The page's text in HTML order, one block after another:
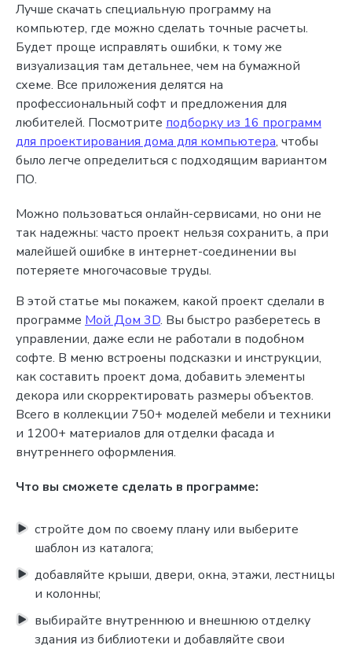
Лучше скачать специальную программу на
компьютер, где можно сделать точные расчеты.
Будет проще исправлять ошибки, к тому же
визуализация там детальнее, чем на бумажной
схеме. Все приложения делятся на
профессиональный софт и предложения для
любителей. Посмотрите подборку из 16 программ
для проектирования дома для компьютера, чтобы
было легче определиться с подходящим вариантом
ПО.
Можно пользоваться онлайн-сервисами, но они не
так надежны: часто проект нельзя сохранить, а при
малейшей ошибке в интернет-соединении вы
потеряете многочасовые труды.
В этой статье мы покажем, какой проект сделали в
программе Мой Дом 3D. Вы быстро разберетесь в
управлении, даже если не работали в подобном
софте. В меню встроены подсказки и инструкции,
как составить проект дома, добавить элементы
декора или скорректировать размеры объектов.
Всего в коллекции 750+ моделей мебели и техники
и 1200+ материалов для отделки фасада и
внутреннего оформления.
Что вы сможете сделать в программе:
стройте дом по своему плану или выберите
шаблон из каталога;
добавляйте крыши, двери, окна, этажи, лестницы
и колонны;
выбирайте внутреннюю и внешнюю отделку
здания из библиотеки и добавляйте свои